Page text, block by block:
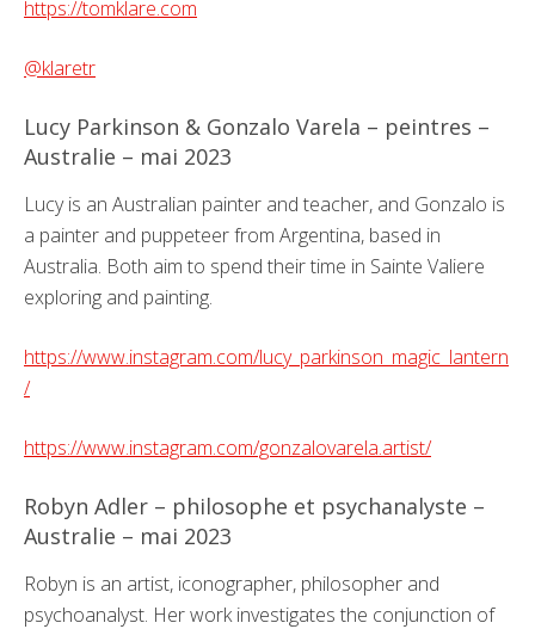
https://tomklare.com
@klaretr
Lucy Parkinson & Gonzalo Varela – peintres –
Australie – mai 2023
Lucy is an Australian painter and teacher, and Gonzalo is
a painter and puppeteer from Argentina, based in
Australia. Both aim to spend their time in Sainte Valiere
exploring and painting.
https://www.instagram.com/lucy_parkinson_magic_lantern
/
https://www.instagram.com/gonzalovarela.artist/
Robyn Adler – philosophe et psychanalyste –
Australie – mai 2023
Robyn is an artist, iconographer, philosopher and
psychoanalyst. Her work investigates the conjunction of